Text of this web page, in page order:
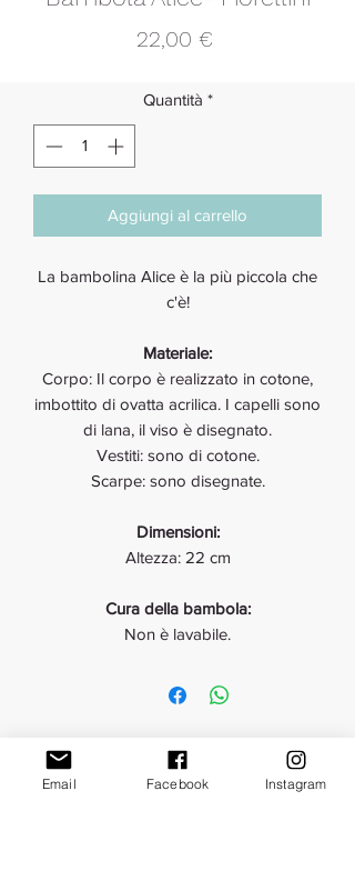
22,00 €
Quantità *
Aggiungi al carrello
La bambolina Alice è la più piccola che
c'è!
Materiale:
Corpo: Il corpo è realizzato in cotone,
imbottito di ovatta acrilica. I capelli sono
di lana, il viso è disegnato.
Vestiti: sono di cotone.
Scarpe: sono disegnate.
Dimensioni:
Altezza: 22 cm
Cura della bambola:
Non è lavabile.
Email Facebook Instagram